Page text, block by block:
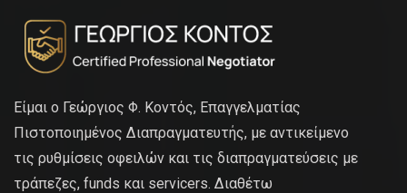
Είμαι ο Γεώργιος Φ. Κοντός, Επαγγελματίας
Πιστοποιημένος Διαπραγματευτής, με αντικείμενο
τις ρυθμίσεις οφειλών και τις διαπραγματεύσεις με
τράπεζες, funds και servicers. Διαθέτω